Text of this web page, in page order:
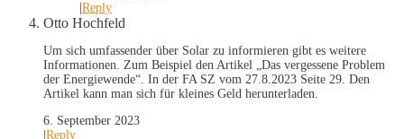
Reply
Otto Hochfeld
Um sich umfassender über Solar zu informieren gibt es weitere
Informationen. Zum Beispiel den Artikel „Das vergessene Problem
der Energiewende“. In der FA SZ vom 27.8.2023 Seite 29. Den
Artikel kann man sich für kleines Geld herunterladen.
6. September 2023
Reply